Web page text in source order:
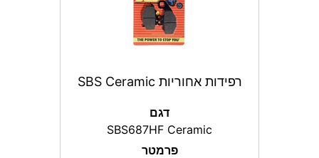
רפידות אחוריות SBS Ceramic
דגם
פרמטר